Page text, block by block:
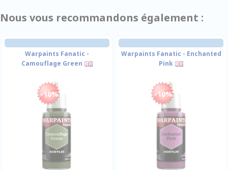
Nous vous recommandons également :
Warpaints Fanatic -
Camouflage Green
-10%
Warpaints Fanatic - Enchanted
Pink
-10%